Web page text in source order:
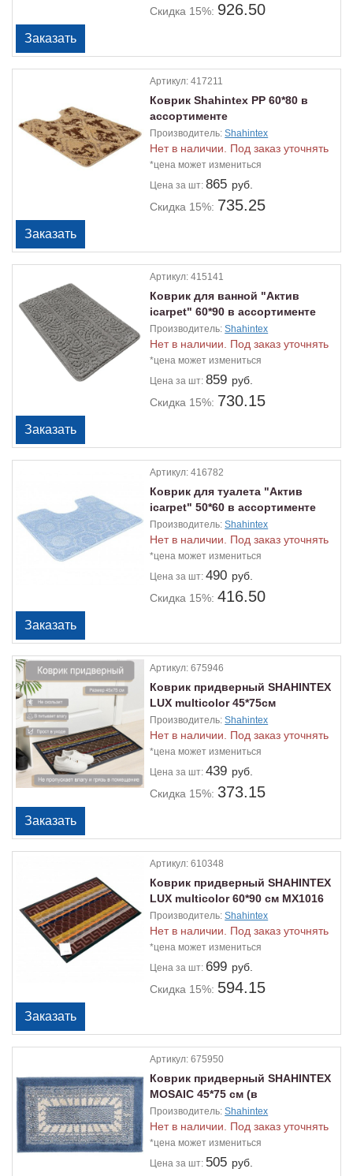
Скидка 15%: 926.50
Артикул:417211
Коврик Shahintex PP 60*80 в
ассортименте
Производитель:Shahintex
Нет в наличии. Под заказ уточнять
*цена может измениться
Цена за шт:865 руб.
Скидка 15%: 735.25
Артикул:415141
Коврик для ванной "Актив
icarpet" 60*90 в ассортименте
Производитель:Shahintex
Нет в наличии. Под заказ уточнять
*цена может измениться
Цена за шт:859 руб.
Скидка 15%: 730.15
Артикул:416782
Коврик для туалета "Актив
icarpet" 50*60 в ассортименте
Производитель:Shahintex
Нет в наличии. Под заказ уточнять
*цена может измениться
Цена за шт:490 руб.
Скидка 15%:416.50
Артикул:675946
Коврик придверный SHAHINTEХ
LUX multicolor 45*75см
Производитель:Shahintex
Нет в наличии. Под заказ уточнять
*цена может измениться
Цена за шт:439 руб.
Скидка 15%: 373.15
Артикул:610348
Коврик придверный SHAHINTEХ
LUX multicolor 60*90 см MX1016
Производитель:Shahintex
Нет в наличии. Под заказ уточнять
*цена может измениться
Цена за шт:699 руб.
Скидка 15%: 594.15
Артикул:675950
Коврик придверный SHAHINTEХ
MOSAIC 45*75 см (в
ассортименте)
Производитель:Shahintex
Нет в наличии. Под заказ уточнять
*цена может измениться
Цена за шт: 505 руб.